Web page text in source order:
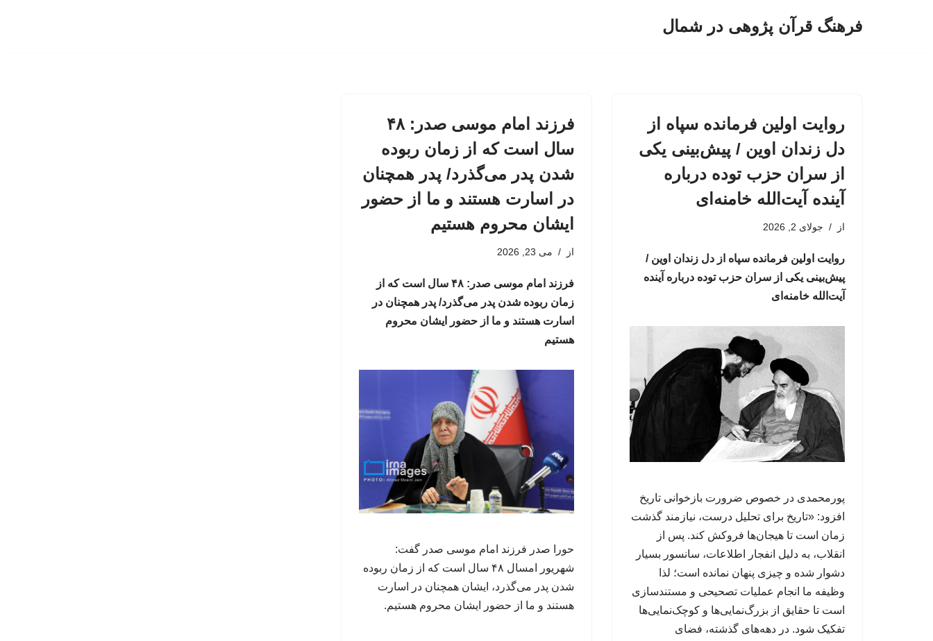
فرهنگ قرآن پژوهی در شمال
روایت اولین فرمانده سپاه از
دل زندان اوین / پیش‌بینی یکی
از سران حزب توده درباره
آینده آیت‌الله خامنه‌ای
از جولای 2, 2026
روایت اولین فرمانده سپاه از دل زندان اوین /
پیش‌بینی یکی از سران حزب توده درباره آینده
آیت‌الله خامنه‌ای
پورمحمدی در خصوص ضرورت بازخوانی تاریخ
افزود: «تاریخ برای تحلیل درست، نیازمند گذشت
زمان است تا هیجان‌ها فروکش کند. پس از
انقلاب، به دلیل انفجار اطلاعات، سانسور بسیار
دشوار شده و چیزی پنهان نمانده است؛ لذا
وظیفه ما انجام عملیات تصحیحی و مستندسازی
است تا حقایق از بزرگ‌نمایی‌ها و کوچک‌نمایی‌ها
تفکیک شود. در دهه‌های گذشته، فضای
فرزند امام موسی صدر: ۴۸
سال است که از زمان ربوده
شدن پدر می‌گذرد/ پدر همچنان
در اسارت هستند و ما از حضور
ایشان محروم هستیم
از می 23, 2026
فرزند امام موسی صدر: ۴۸ سال است که از
زمان ربوده شدن پدر می‌گذرد/ پدر همچنان در
اسارت هستند و ما از حضور ایشان محروم
هستیم
حورا صدر فرزند امام موسی صدر گفت:
شهریور امسال ۴۸ سال است که از زمان ربوده
شدن پدر می‌گذرد، ایشان همچنان در اسارت
هستند و ما از حضور ایشان محروم هستیم.